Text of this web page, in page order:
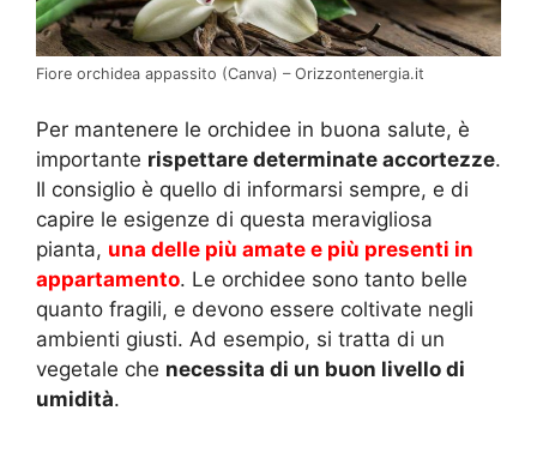
Fiore orchidea appassito (Canva) – Orizzontenergia.it
Per mantenere le orchidee in buona salute, è
importante rispettare determinate accortezze.
Il consiglio è quello di informarsi sempre, e di
capire le esigenze di questa meravigliosa
pianta, una delle più amate e più presenti in
appartamento. Le orchidee sono tanto belle
quanto fragili, e devono essere coltivate negli
ambienti giusti. Ad esempio, si tratta di un
vegetale che necessita di un buon livello di
umidità.